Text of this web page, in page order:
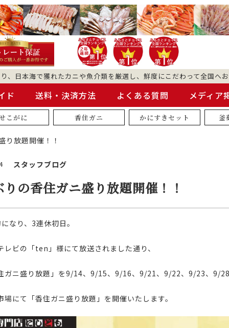
、日本海で獲れたカニや魚介類を厳選し、鮮度にこだわって全国へ
ド 送料・決済方法 よくある質問 メディア
こがに 香住ガニ かにすきセット 釜
り放題開催！！
スタッフブログ
の香住ガニ盛り放題開催！！
なり、3連休初日。
レビの「ten」様にて放送されました通り、
ガニ盛り放題」を9/14、9/15、9/16、9/21、9/22、9/23、9/
場にて「香住ガニ盛り放題」を開催いたします。